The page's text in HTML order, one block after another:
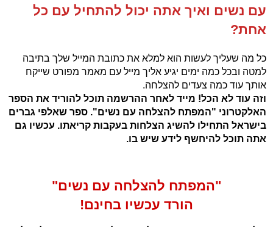
עם נשים ואיך אתה יכול להתחיל עם כל
אחת?
כל מה שעליך לעשות הוא למלא את כתובת המייל שלך בתיבה
למטה ובכל כמה ימים יגיע אליך מייל עם מאמר מפורט שייקח
אותך עוד כמה צעדים להצלחה.
וזה עוד לא הכל! מייד לאחר ההרשמה תוכל להוריד את הספר
האלקטרוני "המפתח להצלחה עם נשים". ספר שאלפי גברים
בישראל התחילו להשיג הצלחות בעקבות קריאתו. עכשיו גם
אתה תוכל להיחשף לידע שיש בו.
"המפתח להצלחה עם נשים"
הורד עכשיו בחינם!